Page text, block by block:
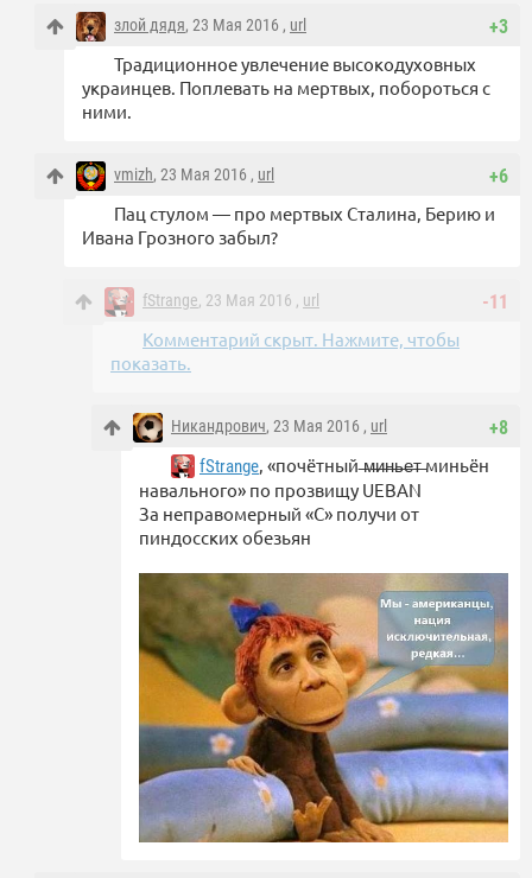
+3
злой дядя, 23 Мая 2016 , url
Традиционное увлечение высокодуховных
украинцев. Поплевать на мертвых, побороться с
ними.
+6
vmizh, 23 Мая 2016 , url
Пац стулом — про мертвых Сталина, Берию и
Ивана Грозного забыл?
-11
fStrange, 23 Мая 2016 , url
Комментарий скрыт. Нажмите, чтобы
показать.
+8
Никандрович, 23 Мая 2016 , url
fStrange, «почётный ̶м̶и̶н̶ь̶е̶т̶ миньён
навального» по прозвищу UEBAN
За неправомерный «С» получи от
пиндосских обезьян